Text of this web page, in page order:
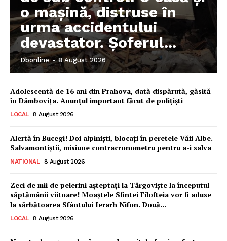
o mașină, distruse în
urma accidentului
devastator. Șoferul...
Dbonline - 8 August 2026
Adolescentă de 16 ani din Prahova, dată dispărută, găsită
în Dâmbovița. Anunțul important făcut de polițiști
LOCAL 8 August 2026
Alertă în Bucegi! Doi alpiniști, blocați în peretele Văii Albe.
Salvamontiștii, misiune contracronometru pentru a-i salva
NATIONAL 8 August 2026
Zeci de mii de pelerini așteptați la Târgoviște la începutul
săptămânii viitoare! Moaștele Sfintei Filofteia vor fi aduse
la sărbătoarea Sfântului Ierarh Nifon. Două...
LOCAL 8 August 2026